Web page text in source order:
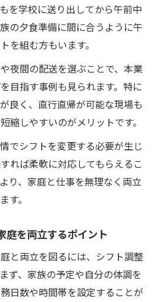
を学校に送り出してから午前中
の夕食準備に間に合うように午
を組む方もいます。
夜間の配送を選ぶことで、本業
目指す事例も見られます。特に
良く、直行直帰が可能な現場も
縮しやすいのがメリットです。
でシフトを変更する必要が生じ
れば柔軟に対応してもらえるこ
り、家庭と仕事を無理なく両立
す。
庭を両立するポイント
と両立を図るには、シフト調整
ず、家族の予定や自分の体調を
日数や時間帯を設定することが